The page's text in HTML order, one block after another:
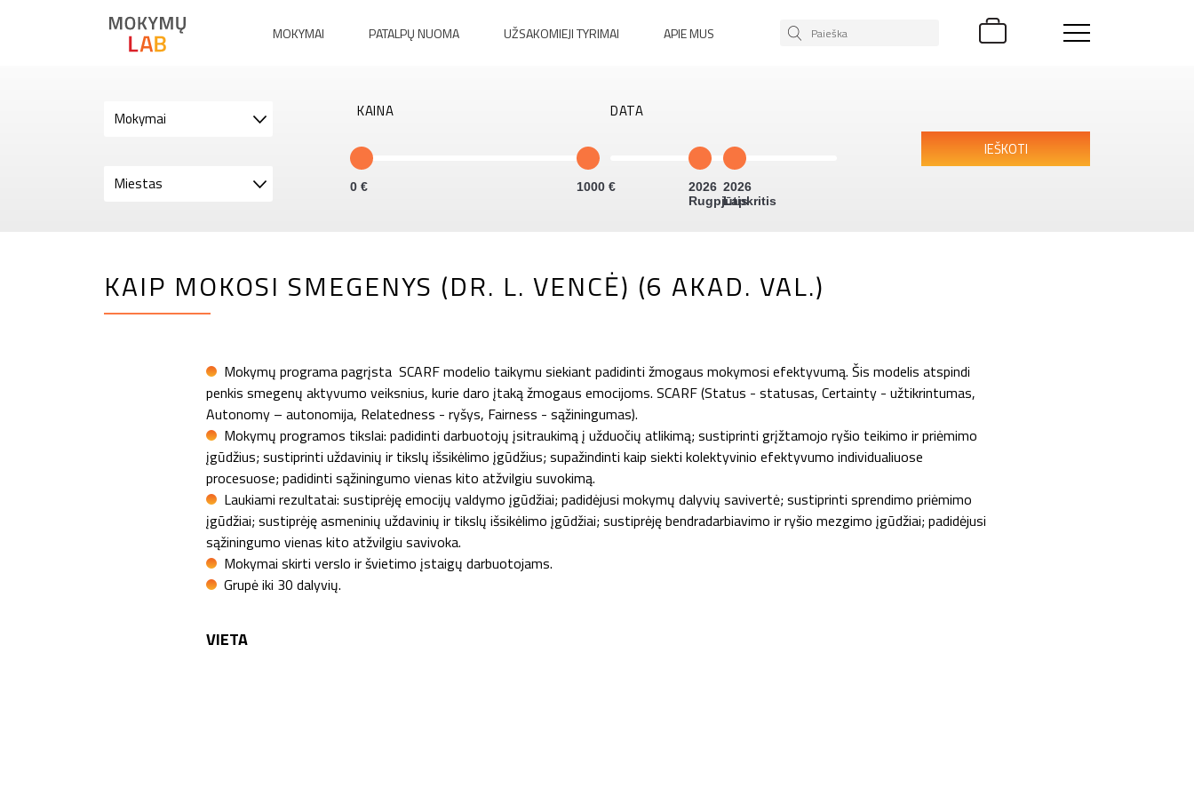
MOKYMAI PATALPŲ NUOMA UŽSAKOMIEJI TYRIMAI APIE MUS
Mokymai
Miestas
KAINA
0 1000
DATA
2026
Rugpjūtis
2026
Lapkritis
IEŠKOTI
KAIP MOKOSI SMEGENYS (DR. L. VENCĖ) (6 AKAD. VAL.)
Mokymų programa pagrįsta SCARF modelio taikymu siekiant padidinti žmogaus mokymosi efektyvumą. Šis modelis atspindi
penkis smegenų aktyvumo veiksnius, kurie daro įtaką žmogaus emocijoms. SCARF (Status - statusas, Certainty - užtikrintumas,
Autonomy – autonomija, Relatedness - ryšys, Fairness - sąžiningumas).
Mokymų programos tikslai: padidinti darbuotojų įsitraukimą į užduočių atlikimą; sustiprinti grįžtamojo ryšio teikimo ir priėmimo
įgūdžius; sustiprinti uždavinių ir tikslų išsikėlimo įgūdžius; supažindinti kaip siekti kolektyvinio efektyvumo individualiuose
procesuose; padidinti sąžiningumo vienas kito atžvilgiu suvokimą.
Laukiami rezultatai: sustiprėję emocijų valdymo įgūdžiai; padidėjusi mokymų dalyvių savivertė; sustiprinti sprendimo priėmimo
įgūdžiai; sustiprėję asmeninių uždavinių ir tikslų išsikėlimo įgūdžiai; sustiprėję bendradarbiavimo ir ryšio mezgimo įgūdžiai; padidėjusi
sąžiningumo vienas kito atžvilgiu savivoka.
Mokymai skirti verslo ir švietimo įstaigų darbuotojams.
Grupė iki 30 dalyvių.
VIETA